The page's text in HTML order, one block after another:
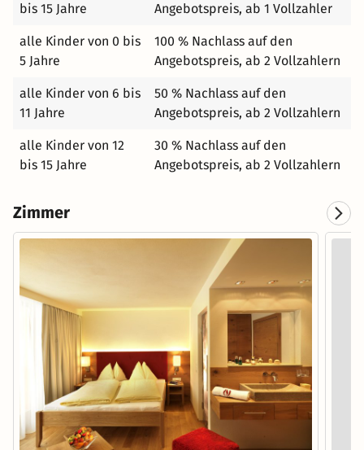
und beeindruckende Gipfel bieten unzählige
Möglichkeiten Das Großarltal, auch liebevoll das „Tal der
Almen“ genannt, begeistert mit seiner Ursprünglichkeit,
alpinen Kulturlandschaft. Neben Naturerlebnissen bietet
die Region auch kulinarische Highlights,
Brauchtumspflege und saisonale Veranstaltungen – vom
Bergadvent bis hin zum traditionellen Bauernherbst.
bis 15 Jahre
Angebotspreis, ab 1 Vollzahler
alle Kinder von 0 bis
5 Jahre
100 % Nachlass auf den
Angebotspreis, ab 2 Vollzahlern
alle Kinder von 6 bis
11 Jahre
50 % Nachlass auf den
Angebotspreis, ab 2 Vollzahlern
alle Kinder von 12
bis 15 Jahre
30 % Nachlass auf den
Angebotspreis, ab 2 Vollzahlern
Zimmer